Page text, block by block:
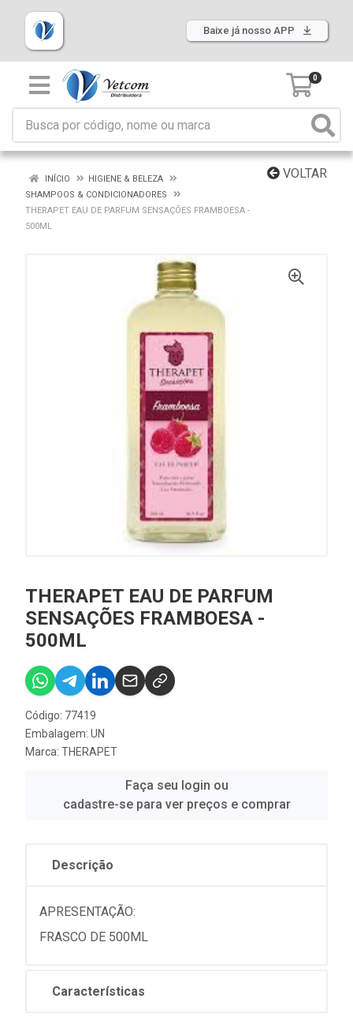
Baixe já nosso APP
0
VOLTAR
INÍCIO
HIGIENE & BELEZA
SHAMPOOS & CONDICIONADORES
THERAPET EAU DE PARFUM SENSAÇÕES FRAMBOESA -
500ML
THERAPET EAU DE PARFUM
SENSAÇÕES FRAMBOESA -
500ML
Código: 77419
Embalagem: UN
Marca: THERAPET
Faça seu login ou
cadastre-se para ver preços e comprar
Descrição
APRESENTAÇÃO:
FRASCO DE 500ML
Características